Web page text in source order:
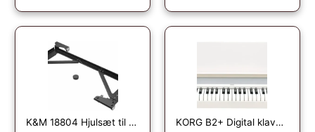
K&M 18804 Hjulsæt til El-klaver KORG B2+ Digital klaver – Hvid